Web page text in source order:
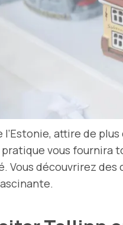
attire de
vous fournira
Vous découvrirez